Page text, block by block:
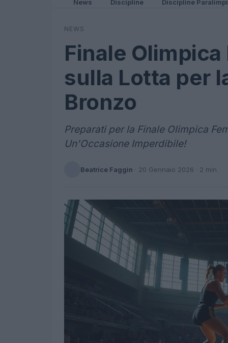
News Discipline Discipline
NEWS
Finale
sulla Lotta per
Bronzo
Preparati per la Finale Olimpica
Un'Occasione Imperdibile!
Beatrice Faggin · 20 Gennaio 2026 · 2 min